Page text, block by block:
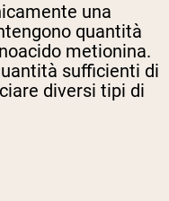
una
quantità
metionina.
sufficienti di
diversi tipi di